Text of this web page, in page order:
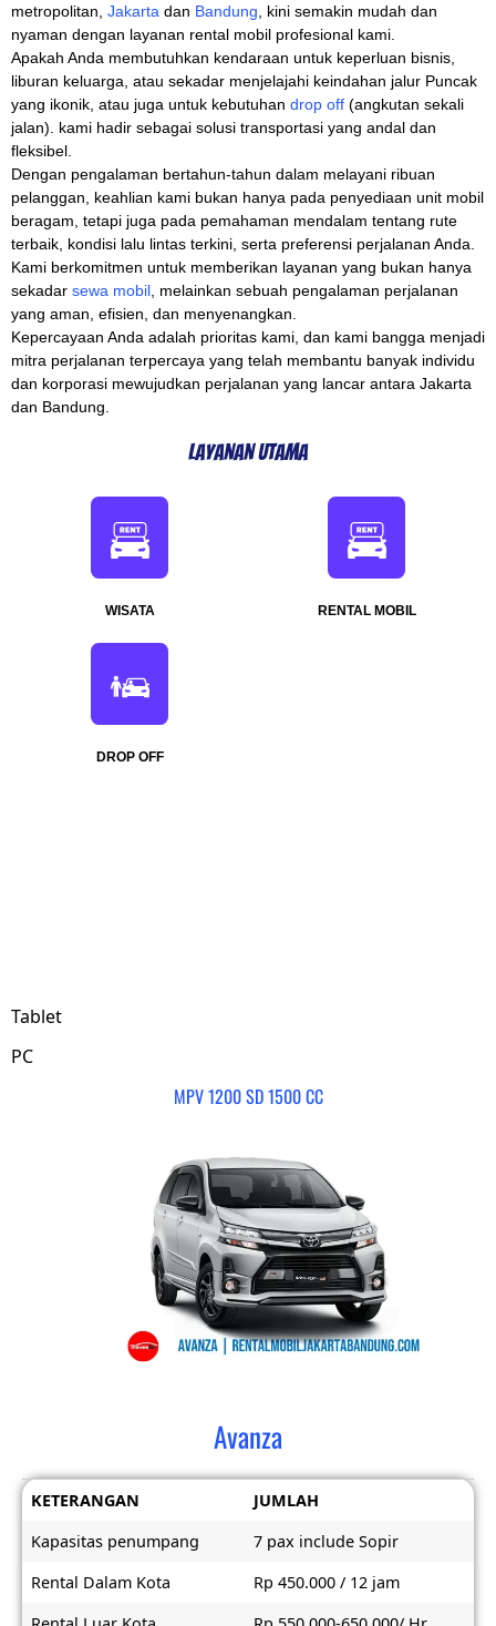
metropolitan, Jakarta dan Bandung , kini semakin mudah dan
nyaman dengan layanan rental mobil profesional kami.
Apakah Anda membutuhkan kendaraan untuk keperluan bisnis,
liburan keluarga, atau sekadar menjelajahi keindahan jalur Puncak
yang ikonik, atau juga untuk kebutuhan drop off (angkutan sekali
jalan). kami hadir sebagai solusi transportasi yang andal dan
fleksibel.
Dengan pengalaman bertahun-tahun dalam melayani ribuan
pelanggan, keahlian kami bukan hanya pada penyediaan unit mobil
beragam, tetapi juga pada pemahaman mendalam tentang rute
terbaik, kondisi lalu lintas terkini, serta preferensi perjalanan Anda.
Kami berkomitmen untuk memberikan layanan yang bukan hanya
sekadar sewa mobil , melainkan sebuah pengalaman perjalanan
yang aman, efisien, dan menyenangkan.
Kepercayaan Anda adalah prioritas kami, dan kami bangga menjadi
mitra perjalanan terpercaya yang telah membantu banyak individu
dan korporasi mewujudkan perjalanan yang lancar antara Jakarta
dan Bandung.
Layanan Utama
WISATA RENTAL MOBIL
DROP OFF
Tablet
PC
MPV 1200 SD 1500 CC
Avanza
KETERANGAN
JUMLAH
Kapasitas penumpang
7 pax include Sopir
Rental Dalam Kota
Rp 450.000 / 12 jam